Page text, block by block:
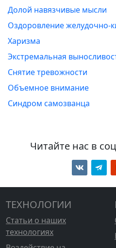
Долой навязчивые мысли
Оздоровление желудочно-
Харизма
Экстремальная
Снятие тревожности
Объемное внимание
Синдром самозванца
Читайте нас в
ТЕХНОЛОГИИ
Статьи о наших
технологиях